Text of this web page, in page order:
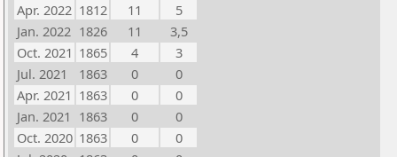
Apr. 2022 1812 11
5
Jan. 2022 1826 11
3,5
Oct. 2021 1865 4
3
Jul. 2021
1863 0
0
Apr. 2021 1863 0
0
Jan. 2021 1863 0
0
Oct. 2020 1863 0
0